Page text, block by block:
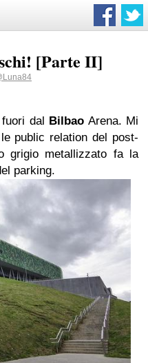
[Parte II]
dal Bilbao Arena. Mi
public relation del post-
grigio metallizzato fa la
parking.